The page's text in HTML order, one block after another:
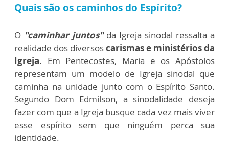
Quais são os caminhos do Espírito?
O "caminhar juntos" da Igreja sinodal ressalta a
realidade dos diversoscarismas e ministérios da
Igreja. Em Pentecostes, Maria e os Apóstolos
representam um modelo de Igreja sinodal que
caminha na unidade junto com o Espírito Santo.
Segundo Dom Edmilson, a sinodalidade deseja
fazer com que a Igreja busque cada vez mais viver
esse espírito sem que ninguém perca sua
identidade.